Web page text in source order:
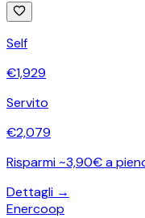
Self
€1,929
Servito
€2,079
Risparmi ~3,90€ a
Dettagli →
Enercoop